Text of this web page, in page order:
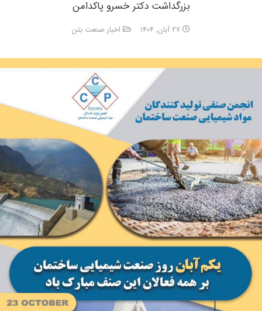
بزرگداشت دکتر خسرو پاکدامن
۲۷ آبان, ۱۴۰۴ اخبار صنعت بتن